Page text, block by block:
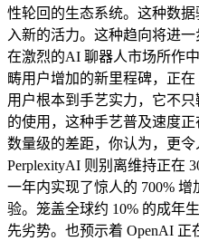
性轮回的生态系统。这种数
入新的活力。这种趋向将进
在激烈的AI 聊器人市场所作
畴用户增加的新里程碑，正
用户根本到手艺实力，它不
的使用，这种手艺普及速度
数量级的差距，你认为，更令
PerplexityAI 则别离维持正在
一年内实现了惊人的 700%
验。笼盖全球约 10% 的成年
先劣势。也预示着 OpenAI